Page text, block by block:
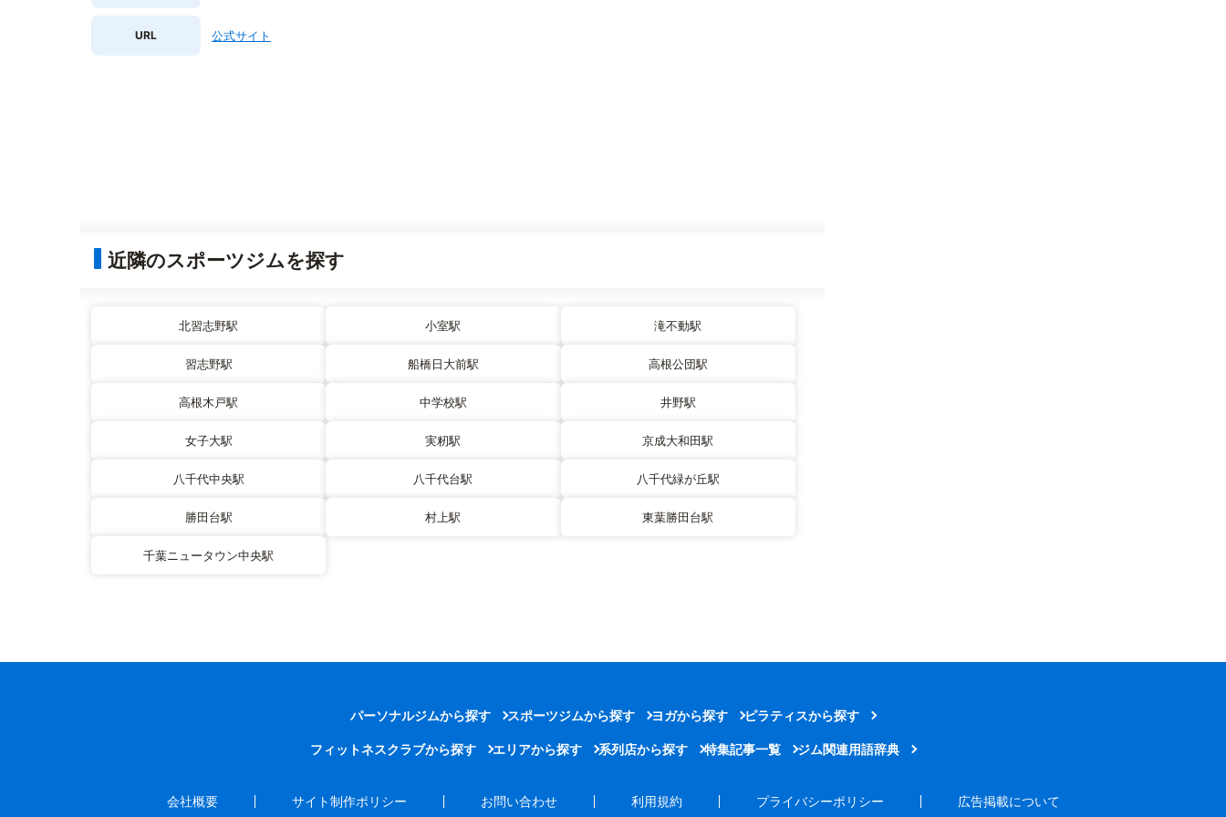
URL 公式サイト
近隣のスポーツジムを探す
北習志野駅 小室駅 滝不動駅
習志野駅 船橋日大前駅 高根公団駅
高根木戸駅 中学校駅 井野駅
女子大駅 実籾駅 京成大和田駅
八千代中央駅 八千代台駅 八千代緑が丘駅
勝田台駅 村上駅 東葉勝田台駅
千葉ニュータウン中央駅
パーソナルジムから探す スポーツジムから探す ヨガから探す ピラティスから探す
フィットネスクラブから探す エリアから探す 系列店から探す 特集記事一覧 ジム関連用語辞典
会社概要 サイト制作ポリシー お問い合わせ 利用規約 プライバシーポリシー 広告掲載について